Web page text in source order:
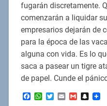
fugarán discretamente.
comenzarán a liquidar
empresarios dejarán de
para la época de las
alguna con vida. Es lo
saca a pasear un tigre
de papel. Cunde el
Facebook
WhatsApp
Twitter
EmailGmail